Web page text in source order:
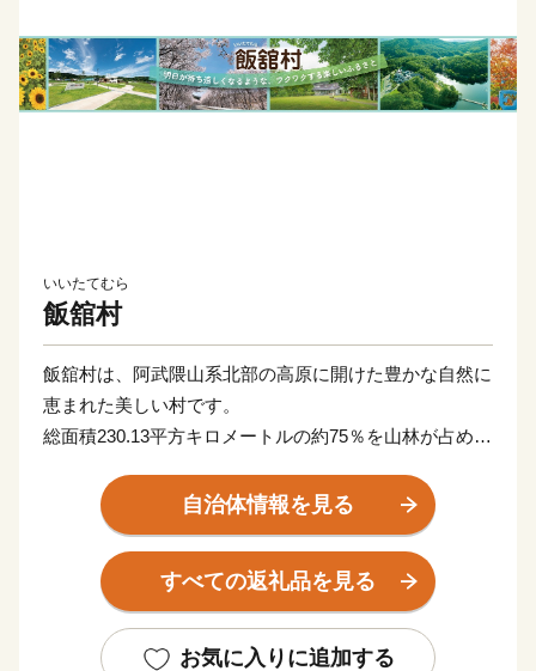
いいたてむら
飯舘村
飯舘村は、阿武隈山系北部の高原に開けた豊かな自然に
恵まれた美しい村です。
総面積230.13平方キロメートルの約75％を山林が占めた
飯樋川、南部に比曽川が流れその流域に耕地が開かれ集
落を形成しています。
年平均気温は約10度、年間降水量1,300ミリメートル前
後で高原地帯独特の冷涼な気候にあります。
れ、平成22年には「日本で最も美しい村」連合に加盟し
自治体情報を見る
すべての返礼品を見る
お気に入りに追加する